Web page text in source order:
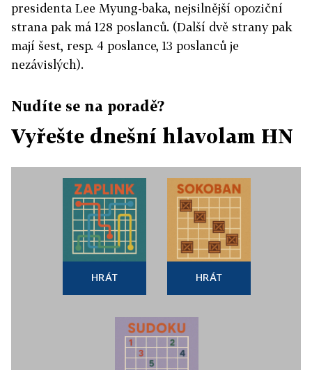
presidenta Lee Myung-baka, nejsilnější opoziční
strana pak má 128 poslanců. (Další dvě strany pak
mají šest, resp. 4 poslance, 13 poslanců je
nezávislých).
Nudíte se na poradě?
Vyřešte dnešní hlavolam HN
HRÁT HRÁT